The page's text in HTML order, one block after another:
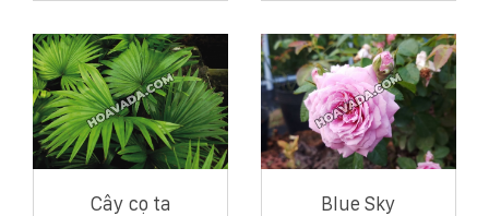
Cây cọ ta Blue Sky